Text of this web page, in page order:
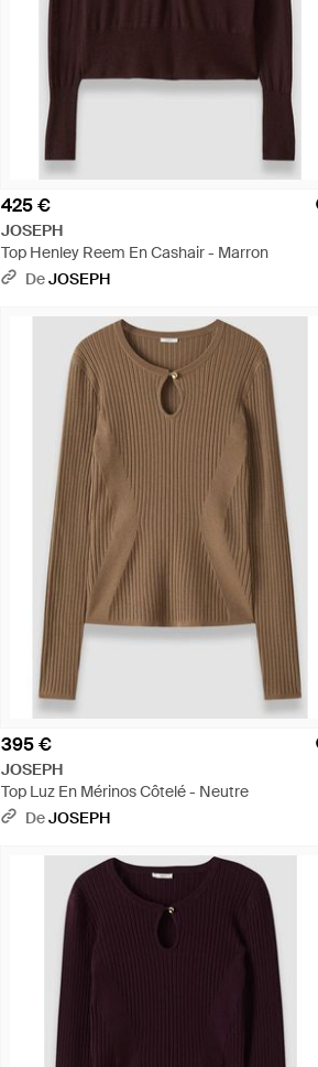
425 €
JOSEPH
Top Henley Reem En Cashair - Marron
DeJOSEPH
395 €
JOSEPH
Top Luz En Mérinos Côtelé - Neutre
DeJOSEPH